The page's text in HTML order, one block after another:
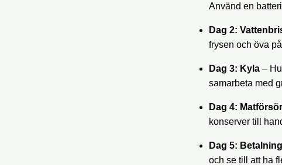
Använd en
Dag 2:
frysen och öva
Dag 3: Kyla –
samarbeta med
Dag 4:
konserver till
Dag 5:
och se till att ha